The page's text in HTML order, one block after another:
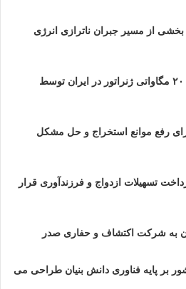
از مسیر جبران ناترازی انرژی
تولید نخستین شفت روتور ۲۰۰ مگاواتی ژنراتور در ایران توسط
رفع موانع استخراج و حل مشکل
تسهیلات ازدواج و فرزندآوری قرار
به شرکت اکتشاف و حفاری صدر
بر پایه فناوری دانش بنیان طراحی می